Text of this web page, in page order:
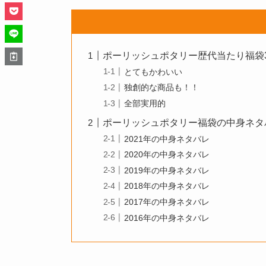
ポーリッシュポタリー歴代当たり福袋
とてもかわいい
独創的な商品も！！
全部実用的
ポーリッシュポタリー福袋の中身ネタ
2021年の中身ネタバレ
2020年の中身ネタバレ
2019年の中身ネタバレ
2018年の中身ネタバレ
2017年の中身ネタバレ
2016年の中身ネタバレ